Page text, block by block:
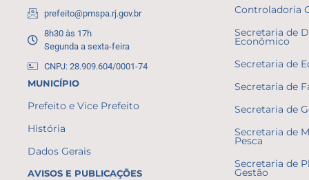
prefeito@pmspa.rj.gov.br
8h30 às 17h
Segunda a sexta-feira
CNPJ: 28.909.604/0001-74
MUNICÍPIO
Prefeito e Vice Prefeito
História
Dados Gerais
AVISOS E PUBLICAÇÕES
Controladoria
Secretaria de
Econômico
Secretaria de
Secretaria de
Secretaria de
Secretaria de
Pesca
Secretaria de
Gestão